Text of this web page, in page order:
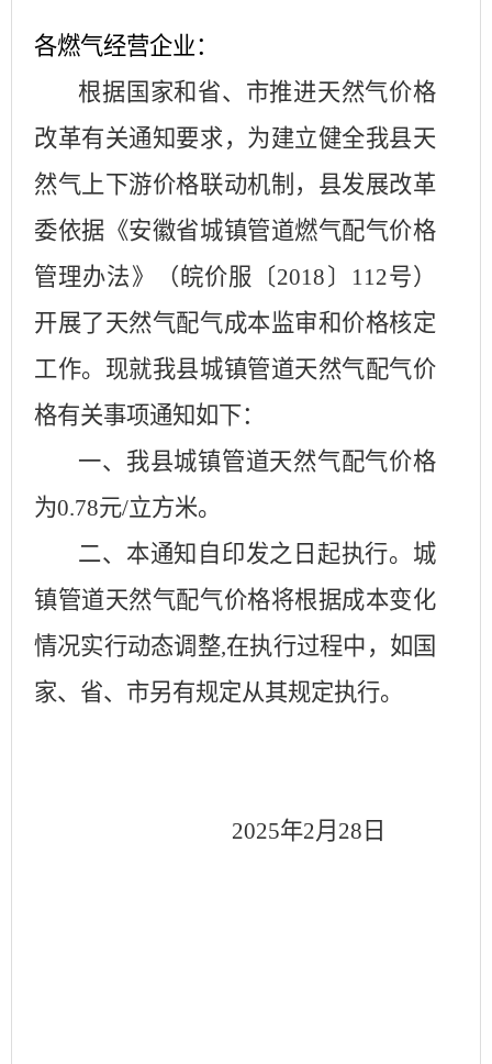
各燃气经营企业：
根据国家和省、市推进天然气价格
改革有关通知要求，为建立健全我县天
然气上下游价格联动机制，县发展改革
委依据《安徽省城镇管道燃气配气价格
管理办法》（皖价服〔2018 〕 112号）
开展了天然气配气成本监审和价格核定
工作。现就我县城镇管道天然气配气价
格有关事项通知如下：
一、我县城镇管道天然气配气价格
为0.78元/立方米。
二、本通知自印发之日起执行。城
镇管道天然气配气价格将根据成本变化
情况实行动态调整,在执行过程中，如国
家、省、市另有规定从其规定执行。
2025年2月 28 日